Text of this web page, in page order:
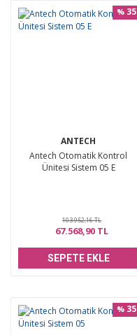
ANTECH
Antech Otomatik Kontrol
Ünitesi Sistem 05 E
% 35
103.952,16 TL
67.568,90 TL
SEPETE EKLE
% 35